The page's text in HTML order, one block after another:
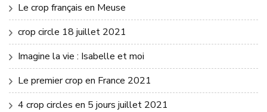
Le crop français en Meuse
crop circle 18 juillet 2021
Imagine la vie : Isabelle et moi
Le premier crop en France 2021
4 crop circles en 5 jours juillet 2021